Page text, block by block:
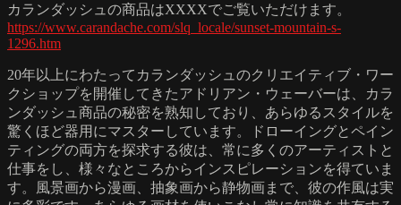
カランダッシュの商品はXXXXでご覧いただけます。
https://www.carandache.com/slq_locale/sunset-mountain-s-
1296.htm
20年以上にわたってカランダッシュのクリエイティブ・ワー
クショップを開催してきたアドリアン・ウェーバーは、カラ
ンダッシュ商品の秘密を熟知しており、あらゆるスタイルを
驚くほど器用にマスターしています。ドローイングとペイン
ティングの両方を探求する彼は、常に多くのアーティストと
仕事をし、様々なところからインスピレーションを得ていま
す。風景画から漫画、抽象画から静物画まで、彼の作風は実